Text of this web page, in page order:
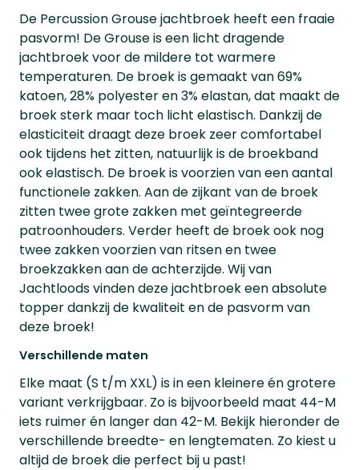
De Percussion Grouse jachtbroek heeft een fraaie
pasvorm! De Grouse is een licht dragende
jachtbroek voor de mildere tot warmere
temperaturen. De broek is gemaakt van 69%
katoen, 28% polyester en 3% elastan, dat maakt de
broek sterk maar toch licht elastisch. Dankzij de
elasticiteit draagt deze broek zeer comfortabel
ook tijdens het zitten, natuurlijk is de broekband
ook elastisch. De broek is voorzien van een aantal
functionele zakken. Aan de zijkant van de broek
zitten twee grote zakken met geïntegreerde
patroonhouders. Verder heeft de broek ook nog
twee zakken voorzien van ritsen en twee
broekzakken aan de achterzijde. Wij van
Jachtloods vinden deze jachtbroek een absolute
topper dankzij de kwaliteit en de pasvorm van
deze broek!
Verschillende maten
Elke maat (S t/m XXL) is in een kleinere én grotere
variant verkrijgbaar. Zo is bijvoorbeeld maat 44-M
iets ruimer én langer dan 42-M. Bekijk hieronder de
verschillende breedte- en lengtematen. Zo kiest u
altijd de broek die perfect bij u past!